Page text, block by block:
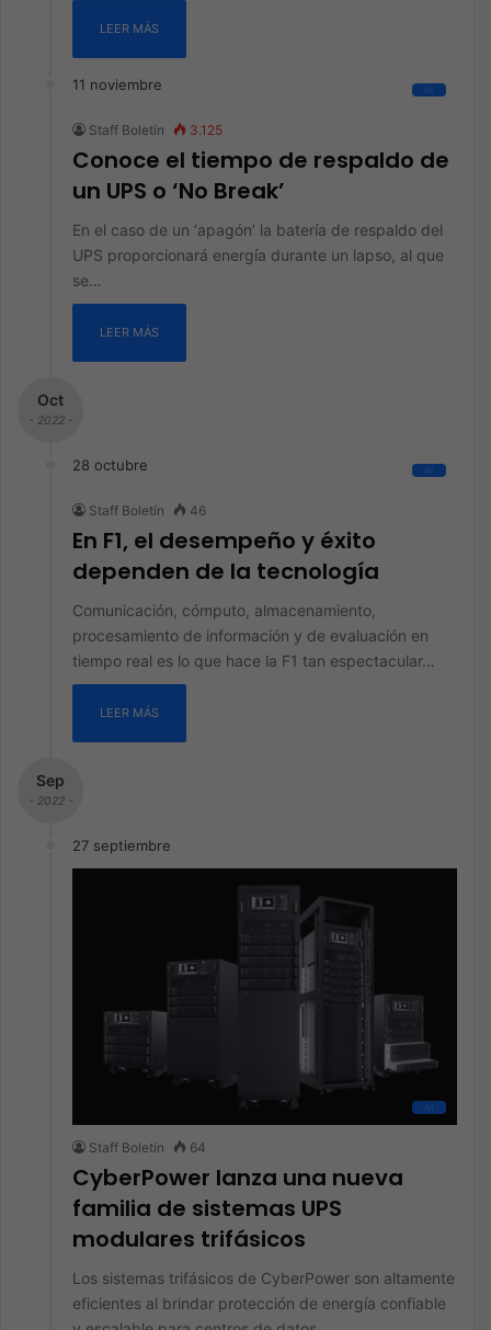
LEER MÁS
11 noviembre All
Staff Boletín 3.125
Conoce el tiempo de respaldo de
un UPS o ‘No Break’
En el caso de un ‘apagón’ la batería de respaldo del
UPS proporcionará energía durante un lapso, al que
se…
LEER MÁS
Oct
- 2022 -
28 octubre All
Staff Boletín 46
En F1, el desempeño y éxito
dependen de la tecnología
Comunicación, cómputo, almacenamiento,
procesamiento de información y de evaluación en
tiempo real es lo que hace la F1 tan espectacular…
LEER MÁS
Sep
- 2022 -
27 septiembre
All
Staff Boletín 64
CyberPower lanza una nueva
familia de sistemas UPS
modulares trifásicos
Los sistemas trifásicos de CyberPower son altamente
eficientes al brindar protección de energía confiable